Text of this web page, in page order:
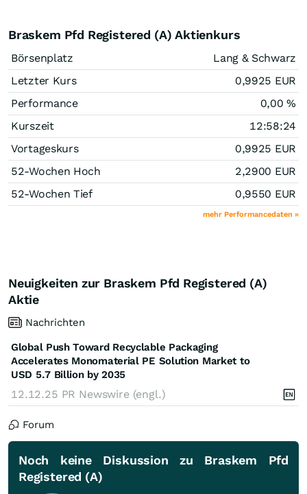
Braskem Pfd Registered (A) Aktienkurs
Börsenplatz
Lang & Schwarz
Letzter Kurs
0,9925 EUR
Performance
0,00%
Kurszeit
12:58:24
Vortageskurs
0,9925 EUR
52-Wochen Hoch
2,2900 EUR
52-Wochen Tief
0,9550 EUR
mehr Performancedaten »
Neuigkeiten zur Braskem Pfd Registered (A)
Aktie
Nachrichten
Global Push Toward Recyclable Packaging
Accelerates Monomaterial PE Solution Market to
USD 5.7 Billion by 2035
12.12.25 PR Newswire (engl.)
Forum
Noch keine Diskussion zu Braskem Pfd
Registered (A)